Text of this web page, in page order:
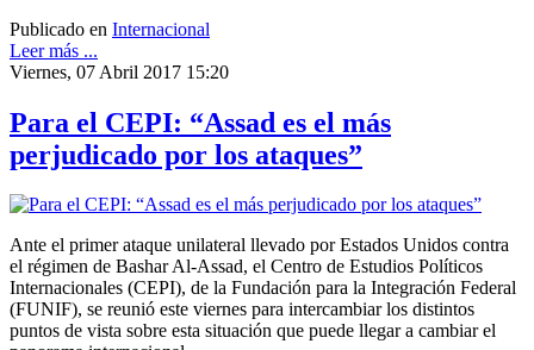
Publicado en Internacional
Leer más ...
Viernes, 07 Abril 2017 15:20
Para el CEPI: “Assad es el más
perjudicado por los ataques”
Ante el primer ataque unilateral llevado por Estados Unidos contra
el régimen de Bashar Al-Assad, el Centro de Estudios Políticos
Internacionales (CEPI), de la Fundación para la Integración Federal
(FUNIF), se reunió este viernes para intercambiar los distintos
puntos de vista sobre esta situación que puede llegar a cambiar el